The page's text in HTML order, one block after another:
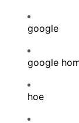
google
google
hoe